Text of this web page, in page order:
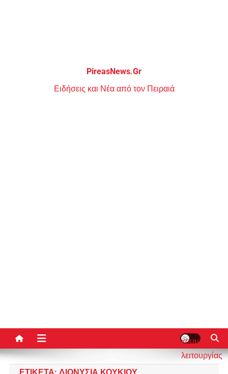
PireasNews.Gr
Ειδήσεις και Νέα από τον Πειραιά
κουμπί
λειτουργίας